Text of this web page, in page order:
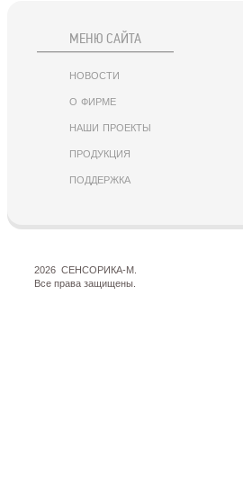
МЕНЮ САЙТА
новости
о фирме
наши проекты
продукция
поддержка
2026 СЕНСОРИКА-М.
Все права защищены.